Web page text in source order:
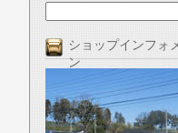
ショップインフォ
ン